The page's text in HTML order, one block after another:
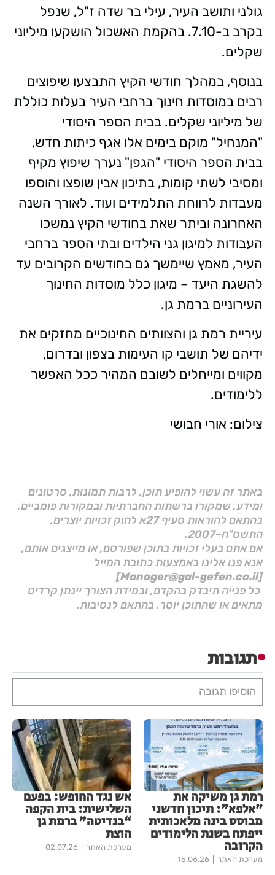
גולני ותושב העיר, עילי בר שדה ז"ל, שנפל
בקרב ב-7.10. בהקמת האשכול הושקעו מיליוני
שקלים.
בנוסף, במהלך חודשי הקיץ התבצעו שיפוצים
רבים במוסדות חינוך ברחבי העיר בעלות כוללת
של מיליוני שקלים. בבית הספר היסודי
"המנחיל" מוקם בימים אלו אגף כיתות חדש,
בבית הספר היסודי "הגפן" נערך שיפוץ מקיף
ומסיבי לשתי קומות, בתיכון אבין שופצו והוספו
מעבדות לרווחת התלמידים ועוד. לאורך השנה
האחרונה וביתר שאת בחודשי הקיץ נמשכו
העבודות למיגון גני הילדים ובתי הספר ברחבי
העיר, מאמץ שיימשך גם בחודשים הקרובים עד
להשגת היעד – מיגון כלל מוסדות החינוך
העירוניים ברמת גן.
עיריית רמת גן והצוותים החינוכיים מחזקים את
ידיהם של תושבי קו העימות בצפון ובדרום,
מקווים ומייחלים לשובם המהיר ככל האפשר
ללימודים.
צילום: אורי חבושי
באתר זה עשוי להופיע תוכן, לרבות תמונות, סרטונים
ומידע, שמקורו ברשתות החברתיות ובמקורות פומביים,
בהתאם להוראות סעיף 27א לחוק זכויות יוצרים,
התשס"ח–2007.
אם אתם בעלי זכויות בתוכן שפורסם, או מייצגים אותם,
אנא פנו אלינו באמצעות כתובת המייל
[Manager@gal-gefen.co.il]
כל פנייה תיבדק בהקדם, ובמידת הצורך יינתן קרדיט
מתאים או שהתוכן יוסר, בהתאם לנסיבות.
תגובות
הוסיפו תגובה
רמת גן משיקה את
"אלפא": תיכון חדשני
מבוסס בינה מלאכותית
ייפתח בשנת הלימודים
הקרובה
מערכת האתר 15.06.26
אש נגד החופש: בפעם
השלישית: בית הקפה
“בנדיטה” ברמת גן
הוצת
מערכת האתר 02.07.26